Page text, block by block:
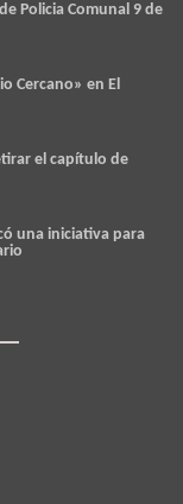
Policia Comunal 9 de
Cercano» en El
el capítulo de
una iniciativa para